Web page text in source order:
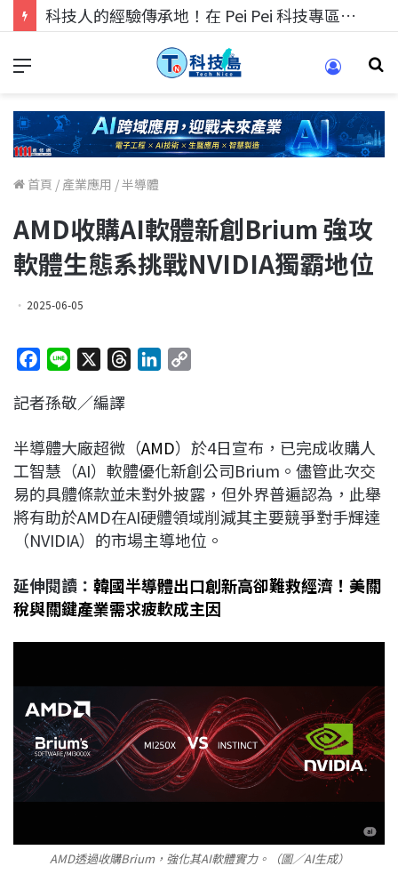
科技人找工作，就到TECH+ 科技專區!
首頁 / 產業應用 /半導體
AMD收購AI軟體新創Brium 強攻
軟體生態系挑戰NVIDIA獨霸地位
2025-06-05
c
b
o
o
k
n
a
d
s
e
d
I
n
L
i
n
k
記者孫敬／編譯
半導體大廠超微（AMD）於4日宣布，已完成收購人
工智慧（AI）軟體優化新創公司Brium。儘管此次交
易的具體條款並未對外披露，但外界普遍認為，此舉
將有助於AMD在AI硬體領域削減其主要競爭對手輝達
（NVIDIA）的市場主導地位。
延伸閱讀： 韓國半導體出口創新高卻難救經濟！美關
稅與關鍵產業需求疲軟成主因
AMD透過收購Brium，強化其AI軟體實力。（圖／AI生成）